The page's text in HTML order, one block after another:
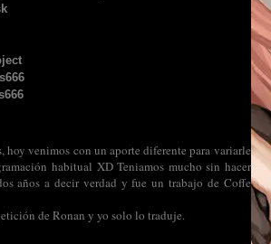
hoy venimos con un aporte diferente para variarle
habitual XD Teniamos mucho sin hacer
años a decir verdad y fue un trabajo de Coffe
de Ronan y yo solo lo traduje.